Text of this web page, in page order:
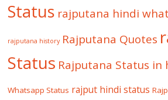
Status rajputana hindi
rajputana history Rajputana Quotes
Status Rajputana Status in
Whatsapp Status rajput hindi status